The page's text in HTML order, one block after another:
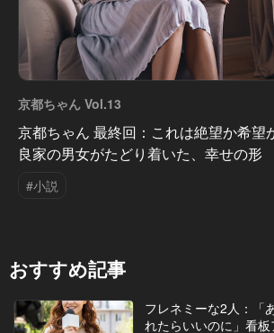
京都ちゃん Vol.13
京都ちゃん 最終回：これは絶望か希望
良家の男女がたどり着いた、幸せの形
#小説
おすすめ記事
フレネミーな2人：「
れたらいいのに」看